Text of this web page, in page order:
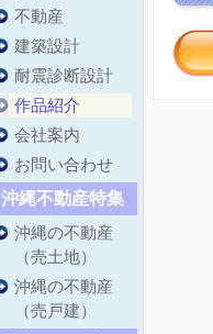
不動産
建築設計
耐震診断設計
作品紹介
会社案内
お問い合わせ
沖縄不動産特集
沖縄の不動産
（売土地）
沖縄の不動産
（売戸建）